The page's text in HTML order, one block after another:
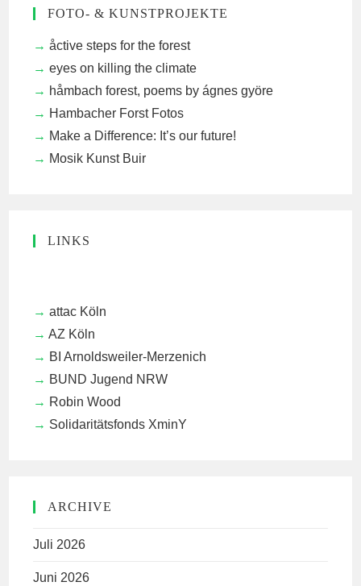
FOTO- & KUNSTPROJEKTE
åctive steps for the forest
eyes on killing the climate
håmbach forest, poems by ágnes györe
Hambacher Forst Fotos
Make a Difference: It’s our future!
Mosik Kunst Buir
LINKS
attac Köln
AZ Köln
BI Arnoldsweiler-Merzenich
BUND Jugend NRW
Robin Wood
Solidaritätsfonds XminY
ARCHIVE
Juli 2026
Juni 2026